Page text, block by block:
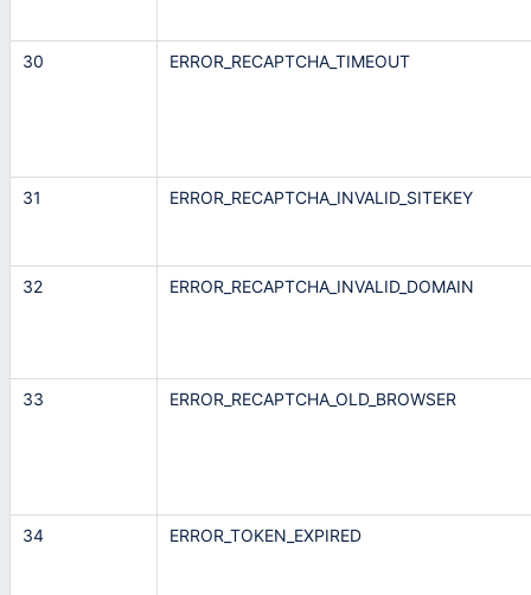
30 ERROR_RECAPTCHA_TIMEOUT
31 ERROR_RECAPTCHA_INVALID_SITEKEY
32 ERROR_RECAPTCHA_INVALID_DOMAIN
33 ERROR_RECAPTCHA_OLD_BROWSER
34 ERROR_TOKEN_EXPIRED